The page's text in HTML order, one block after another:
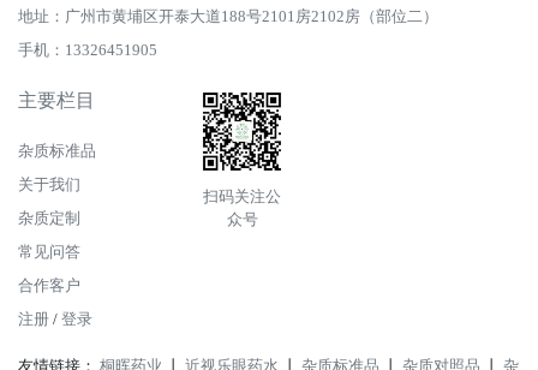
地址：广州市黄埔区开泰大道188号2101房2102房（部位二）
手机：13326451905
主要栏目
杂质标准品
关于我们
杂质定制
常见问答
合作客户
注册 / 登录
扫码关注公
众号